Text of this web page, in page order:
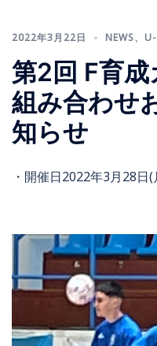
2022年3月22日 NEWS、
第2回 F育
組み合わせ
知らせ
・開催日2022年3月28